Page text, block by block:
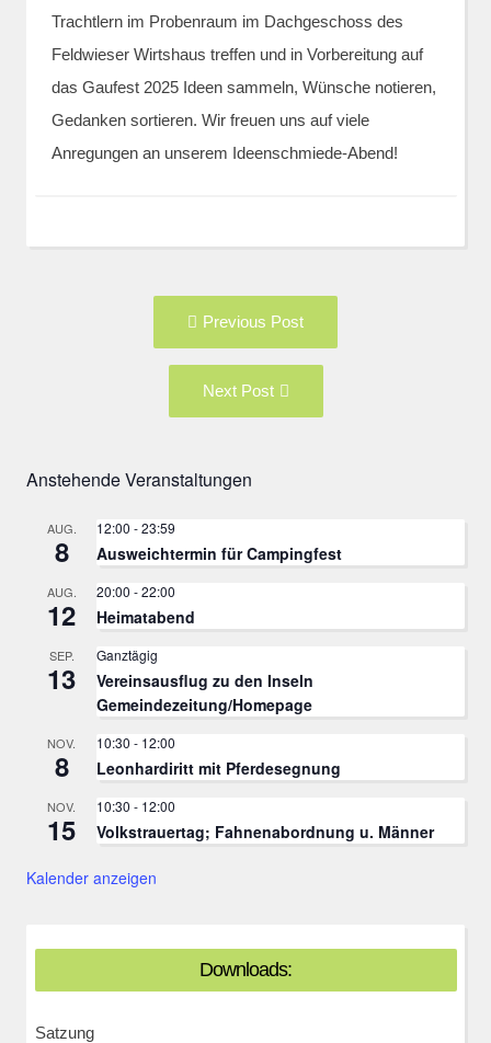
Trachtlern im Probenraum im Dachgeschoss des
Feldwieser Wirtshaus treffen und in Vorbereitung auf
das Gaufest 2025 Ideen sammeln, Wünsche notieren,
Gedanken sortieren. Wir freuen uns auf viele
Anregungen an unserem Ideenschmiede-Abend!
Previous Post
post:
Next Post
Post:
Anstehende Veranstaltungen
AUG.
8
12:00 -23:59
Ausweichtermin für Campingfest
AUG.
12
20:00 -22:00
Heimatabend
SEP.
13
Ganztägig
Vereinsausflug zu den Inseln
Gemeindezeitung/Homepage
NOV.
8
10:30 - 12:00
Leonhardiritt mit Pferdesegnung
NOV.
15
10:30 - 12:00
Volkstrauertag; Fahnenabordnung u. Männer
Kalender anzeigen
Downloads:
Satzung